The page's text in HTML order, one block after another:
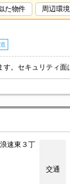
た物件 周辺環境
速東３丁
交通